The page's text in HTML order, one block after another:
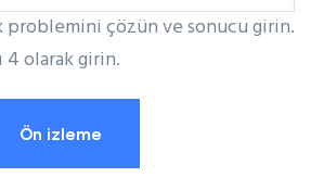
problemini çözün ve sonucu girin.
4 olarak girin.